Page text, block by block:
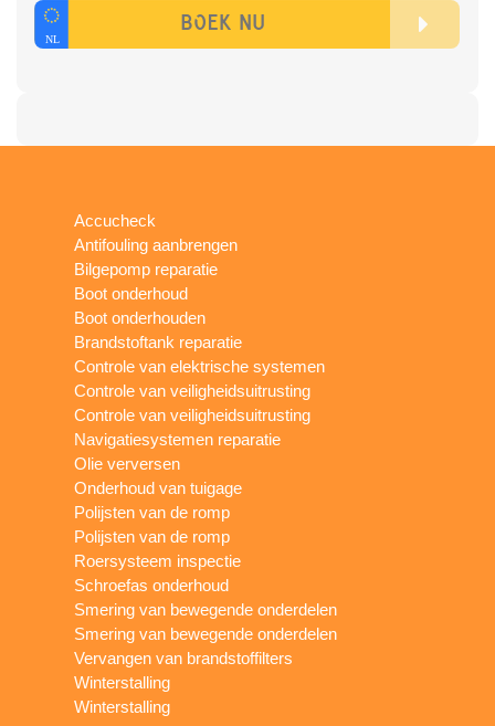
Accucheck
Antifouling aanbrengen
Bilgepomp reparatie
Boot onderhoud
Boot onderhouden
Brandstoftank reparatie
Controle van elektrische systemen
Controle van veiligheidsuitrusting
Controle van veiligheidsuitrusting
Navigatiesystemen reparatie
Olie verversen
Onderhoud van tuigage
Polijsten van de romp
Polijsten van de romp
Roersysteem inspectie
Schroefas onderhoud
Smering van bewegende onderdelen
Smering van bewegende onderdelen
Vervangen van brandstoffilters
Winterstalling
Winterstalling